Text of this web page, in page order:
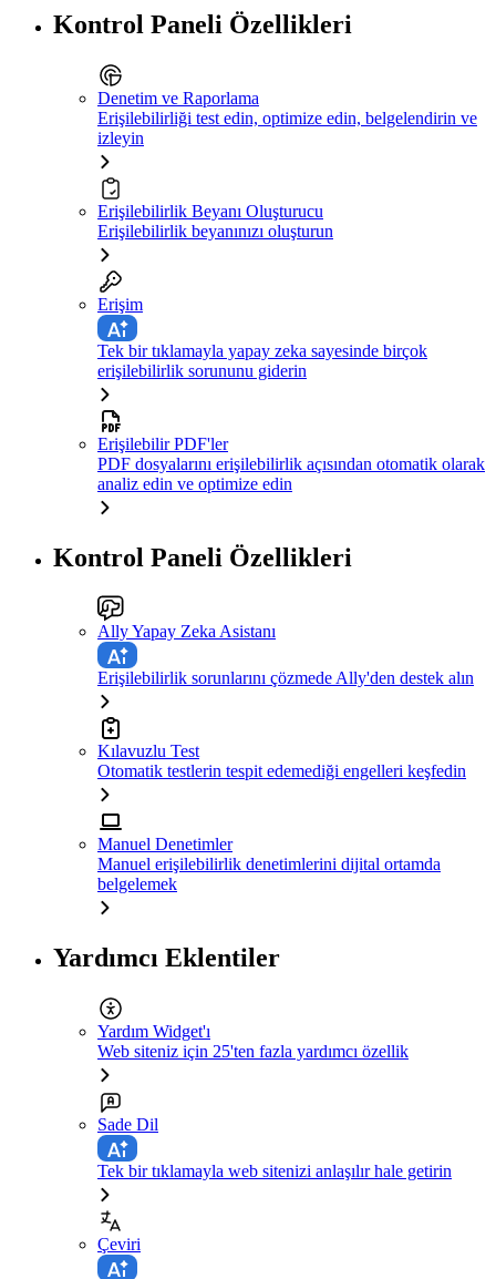
Kontrol Paneli Özellikleri
Denetim ve Raporlama
Erişilebilirliği test edin, optimize edin, belgelendirin ve
izleyin
Erişilebilirlik Beyanı Oluşturucu
Erişilebilirlik beyanınızı oluşturun
Erişim
Tek bir tıklamayla yapay zeka sayesinde birçok
erişilebilirlik sorununu giderin
Erişilebilir PDF'ler
PDF dosyalarını erişilebilirlik açısından otomatik olarak
analiz edin ve optimize edin
Kontrol Paneli Özellikleri
Ally Yapay Zeka Asistanı
Erişilebilirlik sorunlarını çözmede Ally'den destek alın
Kılavuzlu Test
Otomatik testlerin tespit edemediği engelleri keşfedin
Manuel Denetimler
Manuel erişilebilirlik denetimlerini dijital ortamda
belgelemek
Yardımcı Eklentiler
Yardım Widget'ı
Web siteniz için 25'ten fazla yardımcı özellik
Sade Dil
Tek bir tıklamayla web sitenizi anlaşılır hale getirin
Çeviri